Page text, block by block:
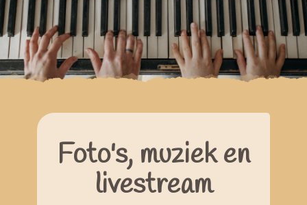
Foto's, muziek en
livestream